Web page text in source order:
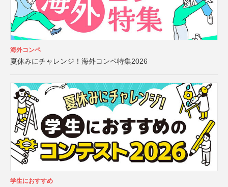
海外コンペ
夏休みにチャレンジ！海外コンペ特集2026
学生におすすめ